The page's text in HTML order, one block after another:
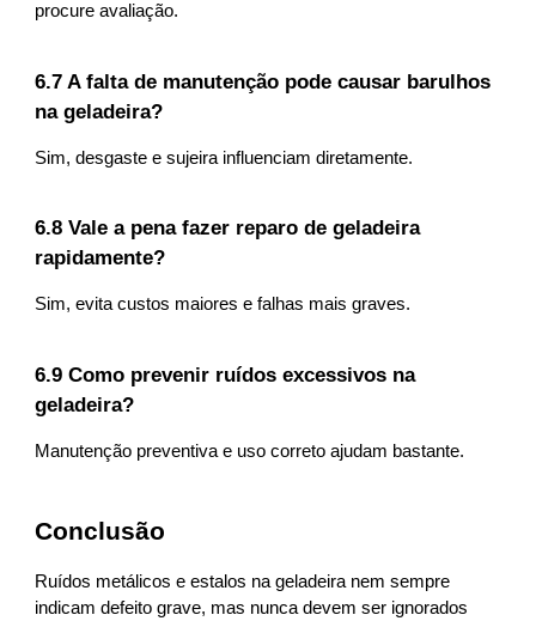
procure avaliação.
6.7 A falta de manutenção pode causar barulhos
na geladeira?
Sim, desgaste e sujeira influenciam diretamente.
6.8 Vale a pena fazer reparo de geladeira
rapidamente?
Sim, evita custos maiores e falhas mais graves.
6.9 Como prevenir ruídos excessivos na
geladeira?
Manutenção preventiva e uso correto ajudam bastante.
Conclusão
Ruídos metálicos e estalos na geladeira nem sempre
indicam defeito grave, mas nunca devem ser ignorados